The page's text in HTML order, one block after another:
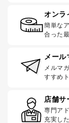
オンラ
簡単な
合った
メー
メルマ
すすめ
店舗サ
専門ア
充実し